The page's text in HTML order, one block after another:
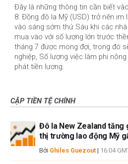
Đây là những thông tin cần biết
8: Đồng đô la Mỹ (USD) trở nên im
vào sáng sớm thứ Sáu khi các
mua vào với số lượng lớn trước
tháng 7 được mong đợi, trong đó
nghiệp, Số lượng việc làm phi
phát tiền lương.
CẶP TIỀN TỆ CHÍNH
Đô la New Zealand tăng
thị trường lao động Mỹ
Bởi Ghiles Guezout | 16:04